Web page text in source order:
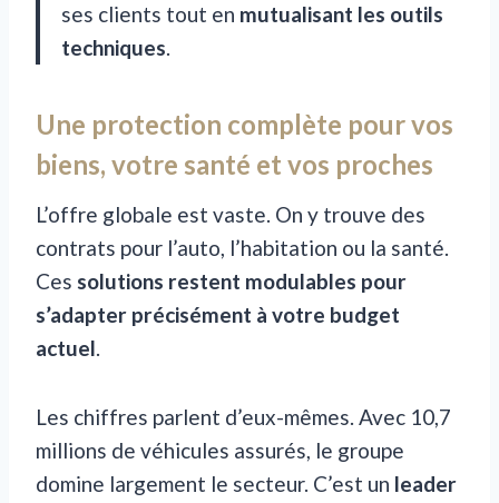
ses clients tout en mutualisant les outils
techniques.
Une protection complète pour vos
biens, votre santé et vos proches
L’offre globale est vaste. On y trouve des
contrats pour l’auto, l’habitation ou la santé.
Ces solutions restent modulables pour
s’adapter précisément à votre budget
actuel.
Les chiffres parlent d’eux-mêmes. Avec 10,7
millions de véhicules assurés, le groupe
domine largement le secteur. C’est un leader